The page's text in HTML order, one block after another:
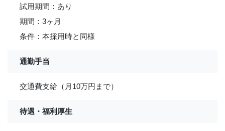
試用期間：あり
期間：3ヶ月
条件：本採用時と同様
通勤手当
交通費支給（月10万円まで）
待遇・福利厚生